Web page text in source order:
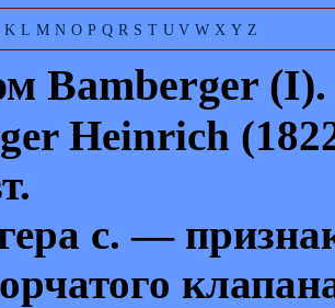
K L M N O P Q R S T U V W X Y Z
Bamberger (I).
Heinrich
с. —